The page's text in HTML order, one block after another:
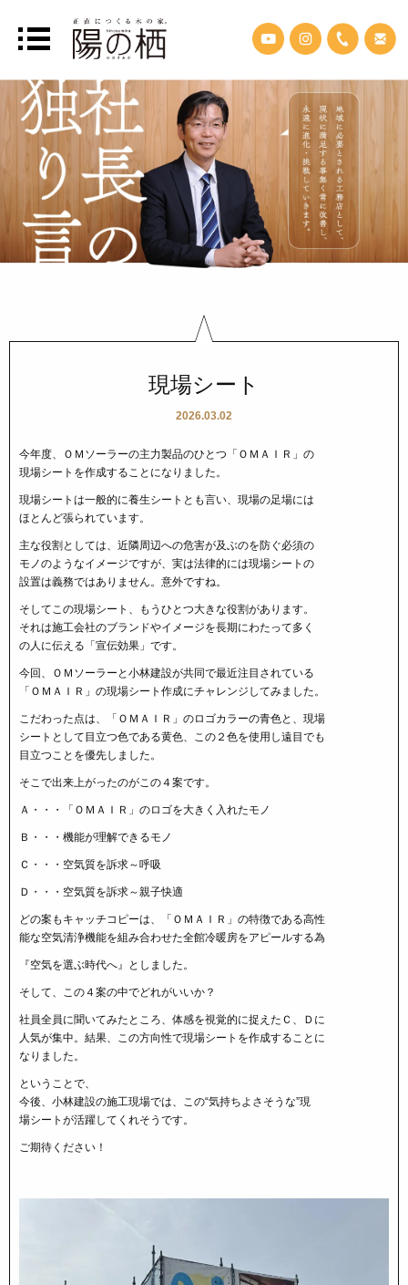
現場シート
2026.03.02
今年度、ＯＭソーラーの主力製品のひとつ「ＯＭＡＩＲ」の
現場シートを作成することになりました。
現場シートは一般的に養生シートとも言い、現場の足場には
ほとんど張られています。
主な役割としては、近隣周辺への危害が及ぶのを防ぐ必須の
モノのようなイメージですが、実は法律的には現場シートの
設置は義務ではありません。意外ですね。
そしてこの現場シート、もうひとつ大きな役割があります。
それは施工会社のブランドやイメージを長期にわたって多く
の人に伝える「宣伝効果」です。
今回、ＯＭソーラーと小林建設が共同で最近注目されている
「ＯＭＡＩＲ」の現場シート作成にチャレンジしてみました。
こだわった点は、「ＯＭＡＩＲ」のロゴカラーの青色と、現場
シートとして目立つ色である黄色、この２色を使用し遠目でも
目立つことを優先しました。
そこで出来上がったのがこの４案です。
Ａ・・・「ＯＭＡＩＲ」のロゴを大きく入れたモノ
Ｂ・・・機能が理解できるモノ
Ｃ・・・空気質を訴求～呼吸
Ｄ・・・空気質を訴求～親子快適
どの案もキャッチコピーは、「ＯＭＡＩＲ」の特徴である高性
能な空気清浄機能を組み合わせた全館冷暖房をアピールする為
『空気を選ぶ時代へ』としました。
そして、この４案の中でどれがいいか？
社員全員に聞いてみたところ、体感を視覚的に捉えたＣ、Ｄに
人気が集中。結果、この方向性で現場シートを作成することに
なりました。
ということで、
今後、小林建設の施工現場では、この“気持ちよさそうな”現
場シートが活躍してくれそうです。
ご期待ください！